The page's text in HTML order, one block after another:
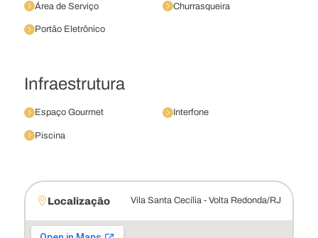
Área de Serviço Churrasqueira
Portão Eletrônico
Infraestrutura
Espaço Gourmet Interfone
Piscina
Localização Vila Santa Cecília - Volta Redonda/RJ